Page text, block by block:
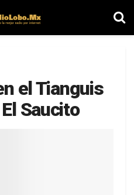
el Tianguis
Saucito